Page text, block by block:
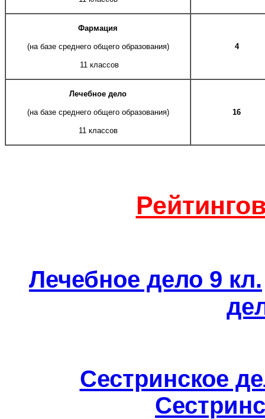
Фармация
(на базе среднего общего образования)
11 классов
4
Лечебное дело
(на базе среднего общего образования)
11 классов
16
Лечебное дело 9 кл.
Сестринское